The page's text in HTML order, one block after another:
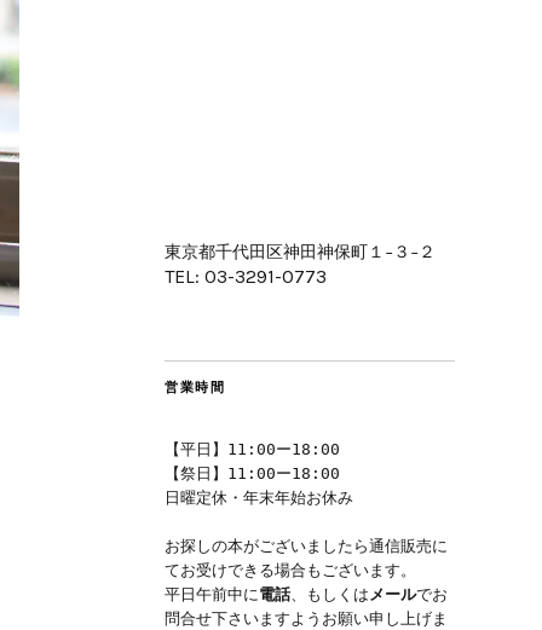
東京都千代田区神田神保町１−３−２
TEL: 03-3291-0773
営業時間
【平日】11:00ー18:00
【祭日】11:00ー18:00
日曜定休・年末年始お休み
お探しの本がございましたら通信販売に
てお受けできる場合もございます。
平日午前中に電話、もしくはメールでお
問合せ下さいますようお願い申し上げま